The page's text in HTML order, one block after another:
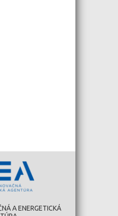
A ENERGETICKÁ